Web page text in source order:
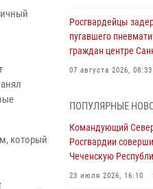
который
Росгвардейцы
пугавшего
граждан центре
07 августа 2026, 08:33
мужчину,
охраняемый
07 августа 2026, 08:04
Представители
ПОПУЛЯРНЫЕ
Командующий
Росгвардии
Чеченскую
23 июля 2026, 16:10